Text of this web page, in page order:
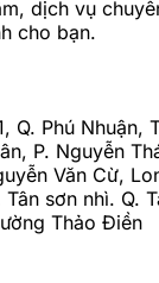
dịch vụ
cho bạn.
Q. Phú Nhuận,
P. Nguyễn
Văn Cừ,
sơn nhì. Q.
Thảo Điền